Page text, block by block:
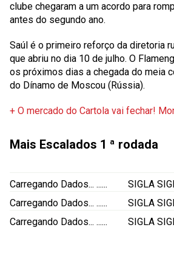
clube chegaram a um acordo para
antes do segundo ano.
Saúl é o primeiro reforço da diretoria
que abriu no dia 10 de julho. O
os próximos dias a chegada do meia
do Dínamo de Moscou (Rússia).
+ O mercado do Cartola vai fechar!
Mais Escalados 1 ª rodada
Carregando Dados... ...... SIGLA
Carregando Dados... ...... SIGLA
Carregando Dados... ...... SIGLA